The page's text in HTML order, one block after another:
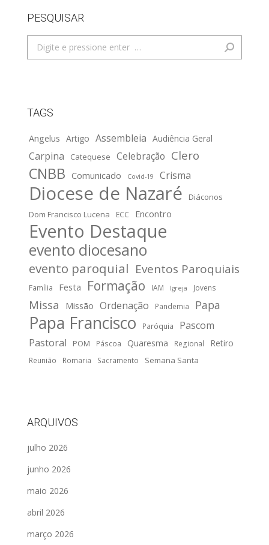
PESQUISAR
Search:
TAGS
Angelus Artigo Assembleia Audiência Geral
Carpina Catequese Celebração Clero
CNBB Comunicado Covid-19 Crisma
Diocese de Nazaré
Diáconos
Dom Francisco Lucena
ECC Encontro
Evento Destaque
evento diocesano
evento paroquial Eventos Paroquiais
Família Festa Formação IAM Igreja Jovens
Missa Missão Ordenação Pandemia Papa
Papa Francisco Paróquia
Pascom
Pastoral
POM Páscoa Quaresma Regional Retiro
Reunião Romaria Sacramento Semana Santa
ARQUIVOS
julho 2026
junho 2026
maio 2026
abril 2026
março 2026